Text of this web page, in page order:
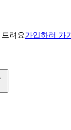
드려요가입하러 가기